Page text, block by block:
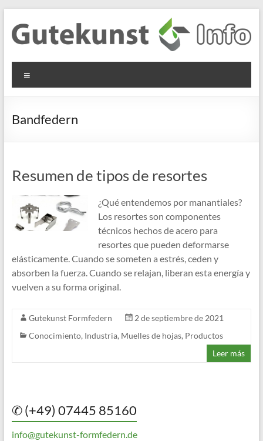
contenido
Gutekunst
Formfedern
GmbH
Informationen
Flachmaterial
Bandfedern
Resumen de tipos de resortes
¿Qué entendemos por manantiales?
Los resortes son componentes
técnicos hechos de acero para
resortes que pueden deformarse
elásticamente. Cuando se someten a estrés, ceden y
absorben la fuerza. Cuando se relajan, liberan esta energía y
vuelven a su forma original.
Gutekunst Formfedern
2 de septiembre de 2021
Conocimiento, Industria, Muelles de hojas, Productos
Leer más
✆ (+49) 07445 85160
info@gutekunst-formfedern.de